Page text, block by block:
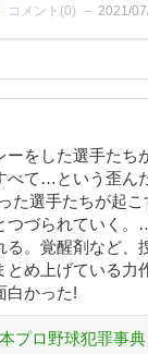
コメント(0) 2021/
ーをした選手たち
べて…という歪ん
た選手たちが起
つづられていく
る。覚醒剤など
とめ上げている力
白かった!
プロ野球犯罪事